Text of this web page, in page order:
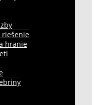
riešenie
hranie